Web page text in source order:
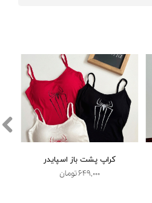
کراپ پشت باز اسپایدر
۶۴۹,۰۰۰ تومان